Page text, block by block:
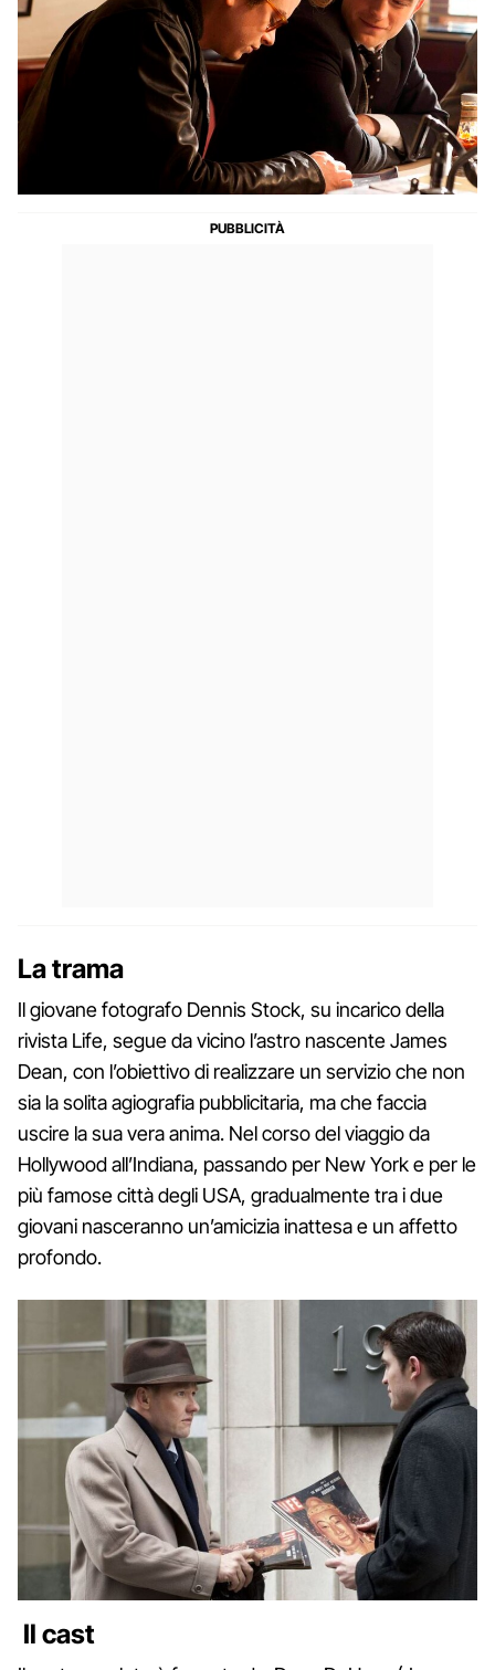
La trama
Il giovane fotografo Dennis Stock, su incarico della
rivista Life, segue da vicino l’astro nascente James
Dean, con l’obiettivo di realizzare un servizio che non
sia la solita agiografia pubblicitaria, ma che faccia
uscire la sua vera anima. Nel corso del viaggio da
Hollywood all’Indiana, passando per New York e per le
più famose città degli USA, gradualmente tra i due
giovani nasceranno un’amicizia inattesa e un affetto
profondo.
Il cast